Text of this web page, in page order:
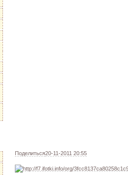
Поделиться20-11-2011 20:55